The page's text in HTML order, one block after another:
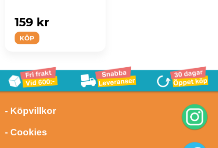
KÖP
159 kr
- Köpvillkor
- Cookies